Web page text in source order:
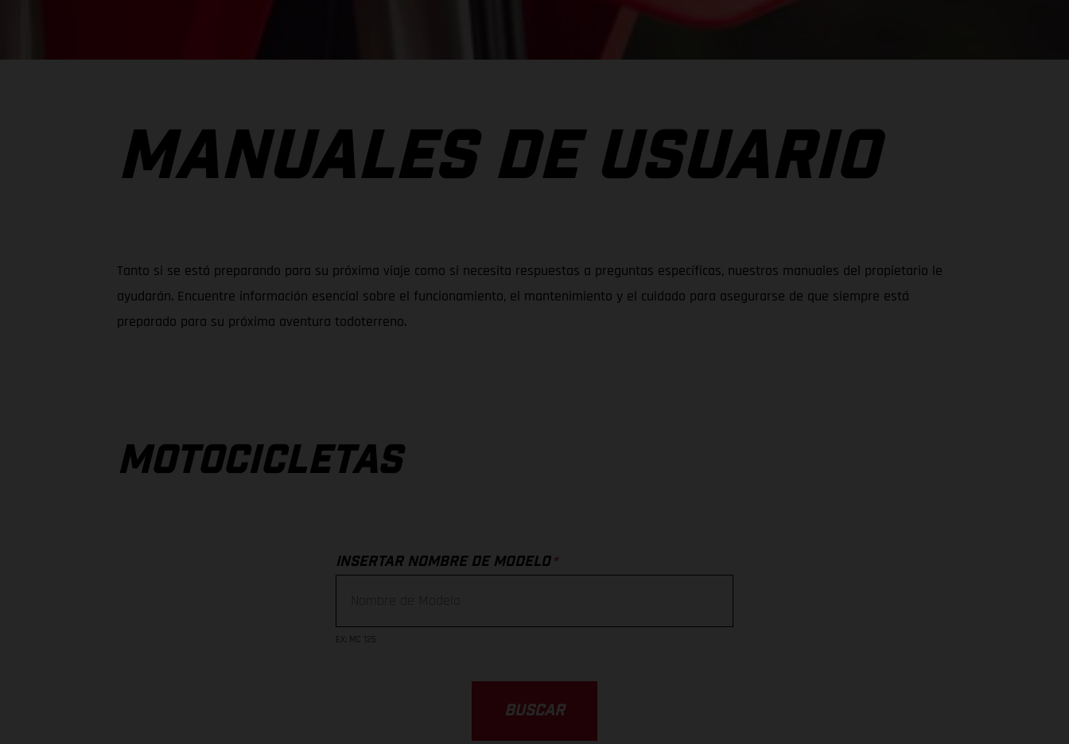
MANUALES DE USUARIO
Tanto si se está preparando para su próxima viaje como si necesita respuestas a preguntas específicas, nuestros manuales del propietario le
ayudarán. Encuentre información esencial sobre el funcionamiento, el mantenimiento y el cuidado para asegurarse de que siempre está
preparado para su próxima aventura todoterreno.
MOTOCICLETAS
INSERTAR NOMBRE DE MODELO *
EX MC 125
BUSCAR